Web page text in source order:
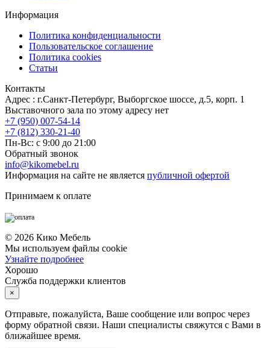
Информация
Политика конфиденциальности
Пользовательское соглашение
Политика cookies
Статьи
Контакты
Адрес : г.Санкт-Петербург, Выборгское шоссе, д.5, корп. 1
Выставочного зала по этому адресу нет
+7 (950) 007-54-14
+7 (812) 330-21-40
Пн-Вс: с 9:00 до 21:00
Обратный звонок
info@kikomebel.ru
Информация на сайте не является публичной офертой
Принимаем к оплате
© 2026 Кико Мебель
Мы используем файлы cookie
Узнайте подробнее
Хорошо
Служба поддержки клиентов
×
Отправьте, пожалуйста, Ваше сообщение или вопрос через
форму обратной связи. Наши специалисты свяжутся с Вами в
ближайшее время.